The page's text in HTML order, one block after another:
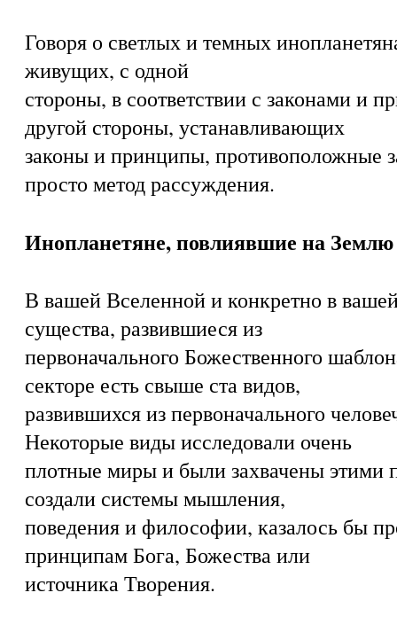
Говоря о светлых и темных
живущих, с одной
стороны, в соответствии с законами и
другой стороны, устанавливающих
законы и принципы, противоположные
просто метод рассуждения.
Инопланетяне, повлиявшие на Землю
В вашей Вселенной и конкретно в
существа, развившиеся из
первоначального Божественного
секторе есть свыше ста видов,
развившихся из первоначального
Некоторые виды исследовали очень
плотные миры и были захвачены
создали системы мышления,
поведения и философии, казалось бы
принципам Бога, Божества или
источника Творения.